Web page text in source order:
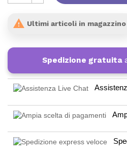
 Ultimi articoli in magazzino
Spedizione gratuita